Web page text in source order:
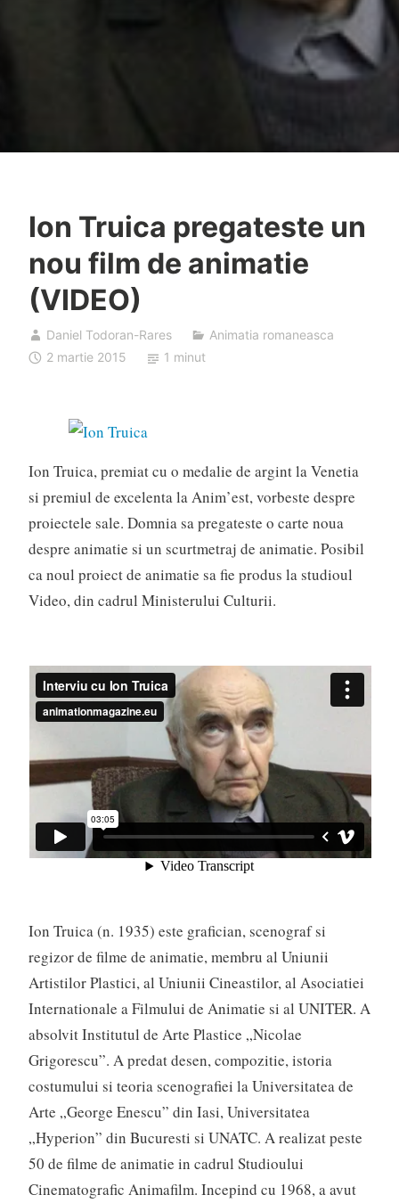
Ion Truica pregateste un
nou film de animatie
(VIDEO)
Daniel Todoran-Rares
Animatia romaneasca
2 martie 2015
1 minut
Ion Truica, premiat cu o medalie de argint la Venetia
si premiul de excelenta la Anim’est, vorbeste despre
proiectele sale. Domnia sa pregateste o carte noua
despre animatie si un scurtmetraj de animatie. Posibil
ca noul proiect de animatie sa fie produs la studioul
Video, din cadrul Ministerului Culturii.
Ion Truica (n. 1935) este grafician, scenograf si
regizor de filme de animatie, membru al Uniunii
Artistilor Plastici, al Uniunii Cineastilor, al Asociatiei
Internationale a Filmului de Animatie si al UNITER. A
absolvit Institutul de Arte Plastice „Nicolae
Grigorescu”. A predat desen, compozitie, istoria
costumului si teoria scenografiei la Universitatea de
Arte „George Enescu” din Iasi, Universitatea
„Hyperion” din Bucuresti si UNATC. A realizat peste
50 de filme de animatie in cadrul Studioului
Cinematografic Animafilm. Incepind cu 1968, a avut